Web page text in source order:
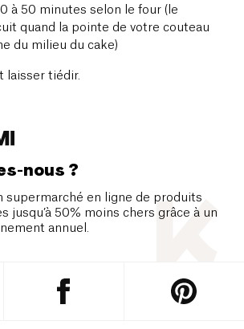
à 50 minutes selon le four (le
quand la pointe de votre couteau
du milieu du cake)
laisser tiédir.
nous ?
supermarché en ligne de produits
jusqu’à 50% moins chers grâce à un
annuel.